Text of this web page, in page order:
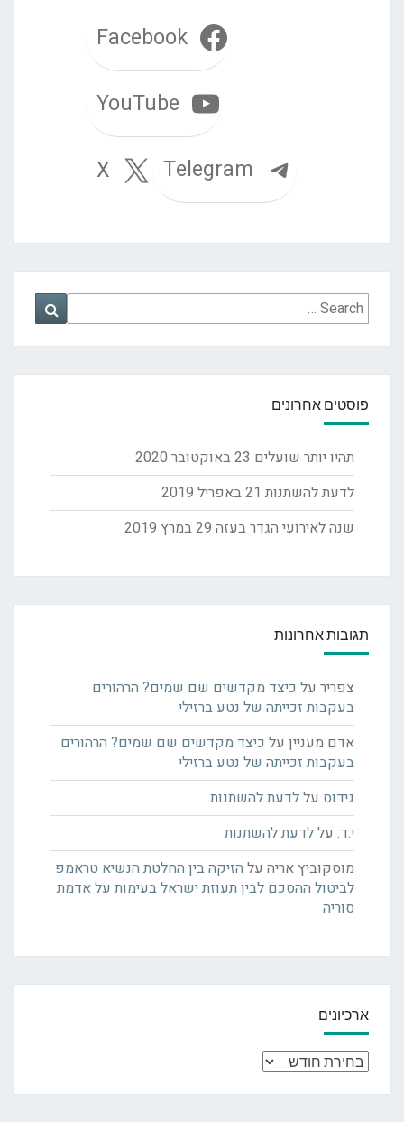
Facebook
YouTube
Telegram
X
Search
for:
Search
פוסטים אחרונים
תהיו יותר שועלים 23 באוקטובר 2020
לדעת להשתנות 21 באפריל 2019
שנה לאירועי הגדר בעזה 29 במרץ 2019
תגובות אחרונות
צפרירעל כיצד מקדשים שם שמים? הרהורים
בעקבות זכייתה של נטע ברזילי
אדם מענייןעל כיצד מקדשים שם שמים? הרהורים
בעקבות זכייתה של נטע ברזילי
גידוס עללדעת להשתנות
י.ד.עללדעת להשתנות
מוסקוביץ אריהעל הזיקה בין החלטת הנשיא טראמפ
לביטול ההסכם לבין תעוזת ישראל בעימות על אדמת
סוריה
ארכיונים
ארכיונים